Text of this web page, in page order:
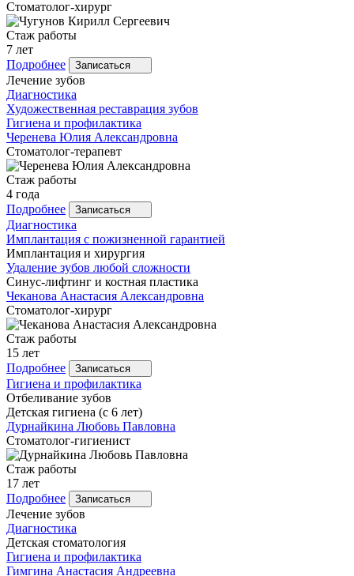
Стоматолог-хирург
Стаж работы
7 лет
Подробнее
Записаться
Лечение зубов
Диагностика
Художественная реставрация зубов
Гигиена и профилактика
Черенева Юлия Александровна
Стоматолог-терапевт
Стаж работы
4 года
Подробнее
Записаться
Диагностика
Имплантация с пожизненной гарантией
Имплантация и хирургия
Удаление зубов любой сложности
Синус-лифтинг и костная пластика
Чеканова Анастасия Александровна
Стоматолог-хирург
Стаж работы
15 лет
Подробнее
Записаться
Гигиена и профилактика
Отбеливание зубов
Детская гигиена (с 6 лет)
Дурнайкина Любовь Павловна
Стоматолог-гигиенист
Стаж работы
17 лет
Подробнее
Записаться
Лечение зубов
Диагностика
Детская стоматология
Гигиена и профилактика
Гимгина Анастасия Андреевна